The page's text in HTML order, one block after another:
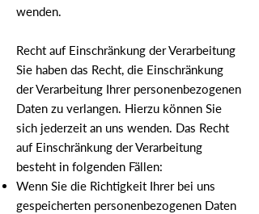
wenden.
Recht auf Einschränkung der Verarbeitung
Sie haben das Recht, die Einschränkung
der Verarbeitung Ihrer personenbezogenen
Daten zu verlangen. Hierzu können Sie
sich jederzeit an uns wenden. Das Recht
auf Einschränkung der Verarbeitung
besteht in folgenden Fällen:
Wenn Sie die Richtigkeit Ihrer bei uns
gespeicherten personenbezogenen Daten